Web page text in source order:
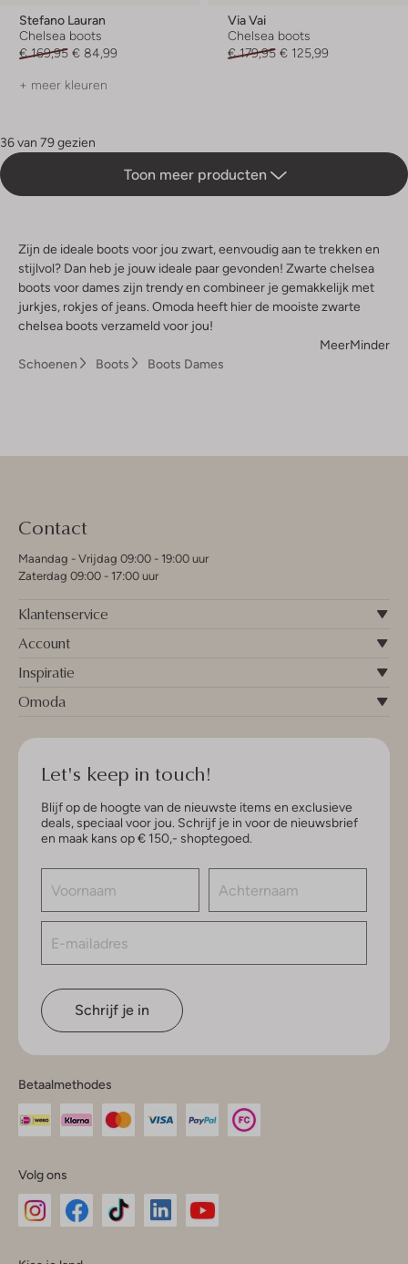
Stefano Lauran
Chelsea boots
€ 169,95 € 84,99
+ meer kleuren
Via Vai
Chelsea boots
€ 179,95 € 125,99
36 van 79 gezien
Toon meer producten
Zijn de ideale boots voor jou zwart, eenvoudig aan te trekken en
stijlvol? Dan heb je jouw ideale paar gevonden! Zwarte chelsea
boots voor dames zijn trendy en combineer je gemakkelijk met
jurkjes, rokjes of jeans. Omoda heeft hier de mooiste zwarte
chelsea boots verzameld voor jou!
MeerMinder
Schoenen
Boots Boots Dames
Contact
Maandag - Vrijdag 09:00 - 19:00 uur
Zaterdag 09:00 - 17:00 uur
Klantenservice
Account
Inspiratie
Omoda
Let's keep in touch!
Blijf op de hoogte van de nieuwste items en exclusieve
deals, speciaal voor jou. Schrijf je in voor de nieuwsbrief
en maak kans op € 150,- shoptegoed.
Schrijf je in
Betaalmethodes
Volg ons